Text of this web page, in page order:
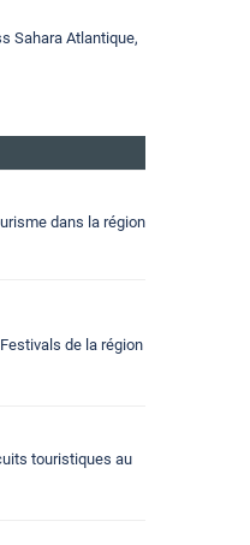
Sahara Atlantique,
dans la région
de la région
touristiques au